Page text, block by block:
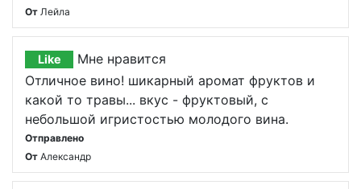
От Лейла
Like
Мне нравится
Отличное вино! шикарный аромат фруктов и
какой то травы... вкус - фруктовый, с
небольшой игристостью молодого вина.
Отправлено
От Александр